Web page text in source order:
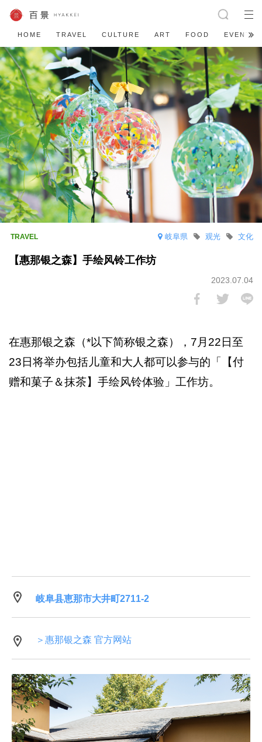
HOME TRAVEL CULTURE ART FOOD EVENT
岐阜県 文化
观光
【惠那银之森】手绘风铃工作坊
2023.07.04
在惠那银之森（*以下简称银之森），7月22日至
23日将举办包括儿童和大人都可以参与的「【付
赠和菓子＆抹茶】手绘风铃体验」工作坊。
岐阜县恵那市大井町2711-2
＞惠那银之森 官方网站